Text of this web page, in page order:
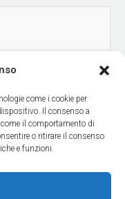
come i cookie per
Il consenso a
il comportamento di
o ritirare il consenso
e funzioni.